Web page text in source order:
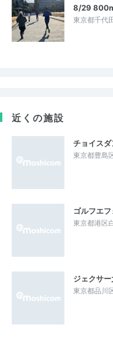
8/29
東京都千代
近くの施設
チョイス
東京都豊島
ゴルフエ
東京都港区
ジェクサ
東京都品川